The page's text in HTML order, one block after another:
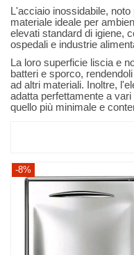
L'acciaio inossidabile,
materiale ideale per
elevati standard di igiene,
ospedali e industrie
La loro superficie liscia e
batteri e sporco,
ad altri materiali. Inoltre,
adatta perfettamente a
quello più minimale e
-8%